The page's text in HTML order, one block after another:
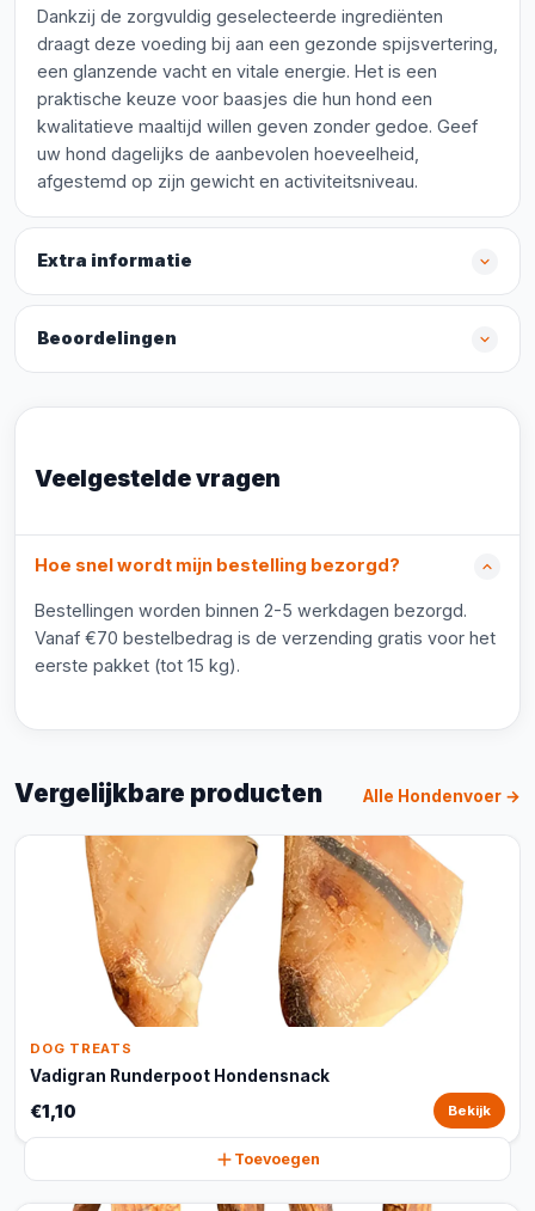
Dankzij de zorgvuldig geselecteerde ingrediënten
draagt deze voeding bij aan een gezonde spijsvertering,
een glanzende vacht en vitale energie. Het is een
praktische keuze voor baasjes die hun hond een
kwalitatieve maaltijd willen geven zonder gedoe. Geef
uw hond dagelijks de aanbevolen hoeveelheid,
afgestemd op zijn gewicht en activiteitsniveau.
Extra informatie
Beoordelingen
Veelgestelde vragen
Hoe snel wordt mijn bestelling bezorgd?
Bestellingen worden binnen 2-5 werkdagen bezorgd.
Vanaf €70 bestelbedrag is de verzending gratis voor het
eerste pakket (tot 15 kg).
Vergelijkbare producten Alle Hondenvoer →
DOG TREATS
Vadigran Runderpoot Hondensnack
€1,10 Bekijk
Toevoegen